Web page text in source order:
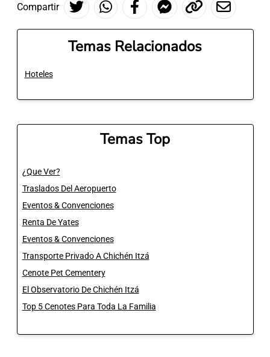
Compartir
Temas Relacionados
Hoteles
Temas Top
¿Que Ver?
Traslados Del Aeropuerto
Eventos & Convenciones
Renta De Yates
Eventos & Convenciones
Transporte Privado A Chichén Itzá
Cenote Pet Cementery
El Observatorio De Chichén Itzá
Top 5 Cenotes Para Toda La Familia